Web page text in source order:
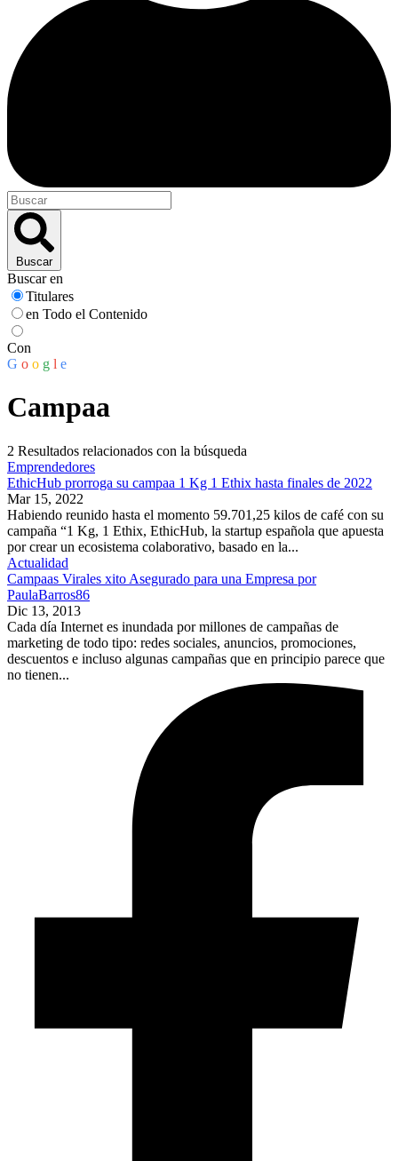
Buscar
Buscar en
Titulares
en Todo el Contenido
Con
G o o g l e
Campaa
2 Resultados relacionados con la búsqueda
Emprendedores
EthicHub prorroga su campaa 1 Kg 1 Ethix hasta finales de 2022
Mar 15, 2022
Habiendo reunido hasta el momento 59.701,25 kilos de café con su
campaña “1 Kg, 1 Ethix, EthicHub, la startup española que apuesta
por crear un ecosistema colaborativo, basado en la...
Actualidad
Campaas Virales xito Asegurado para una Empresa por
PaulaBarros86
Dic 13, 2013
Cada día Internet es inundada por millones de campañas de
marketing de todo tipo: redes sociales, anuncios, promociones,
descuentos e incluso algunas campañas que en principio parece que
no tienen...